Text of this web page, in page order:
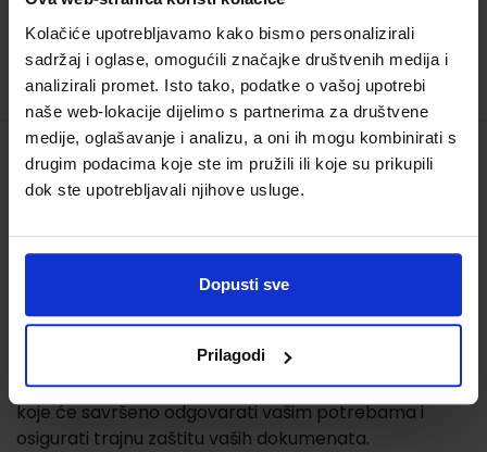
Kolačiće upotrebljavamo kako bismo personalizirali
sadržaj i oglase, omogućili značajke društvenih medija i
analizirali promet. Isto tako, podatke o vašoj upotrebi
naše web-lokacije dijelimo s partnerima za društvene
medije, oglašavanje i analizu, a oni ih mogu kombinirati s
drugim podacima koje ste im pružili ili koje su prikupili
dok ste upotrebljavali njihove usluge.
Dopusti sve
Prilagodi
Folije za uvez predstavljaju neophodan dodatak za
zaštitu i poboljšanje izgleda vaših dokumenata.
Dostupne su folije za spiralni uvez i dolaze u
veličinama koje odgovaraju A4 i A3 vrsti papira. Ove
folije pružaju izvrsnu zaštitu od oštećenja, vlage i
prašine, čuvajući vaše dokumente sigurnima i
očuvanima. Bez obzira želite li zaštititi prezentacije,
projekte ili druge materijale, folije za spiralni uvez
pružaju trajnost i praktičnost. Odaberite folije za uvez
koje će savršeno odgovarati vašim potrebama i
osigurati trajnu zaštitu vaših dokumenata.